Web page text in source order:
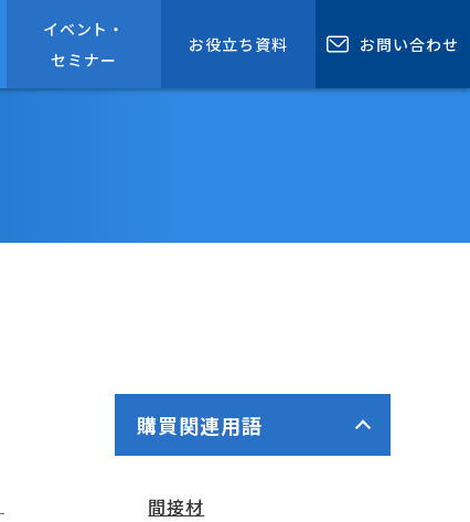
イベント・
セミナー
お役立ち資料 お問い合わせ
購買関連用語
間接材